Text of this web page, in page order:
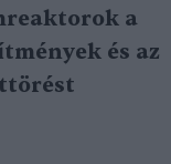
a
és az